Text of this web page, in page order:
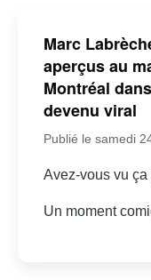
Marc
aperçus au
Montréal
devenu viral
Publié le samedi
Avez-vous vu ça
Un moment